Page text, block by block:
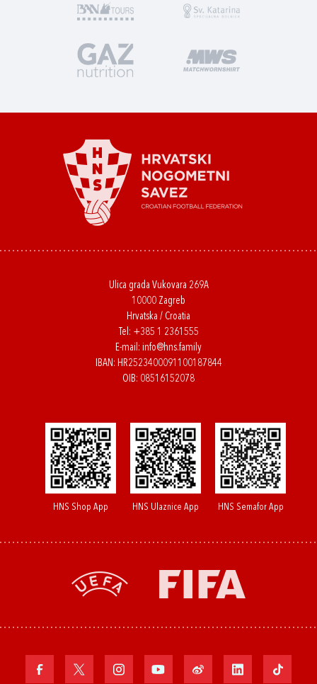
Ulica grada Vukovara 269A
10000 Zagreb
Hrvatska / Croatia
Tel: +385 1 2361555
E-mail: info@hns.family
IBAN: HR2523400091100187844
OIB: 08516152078
HNS Shop App HNS Ulaznice App HNS Semafor App